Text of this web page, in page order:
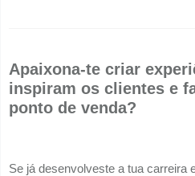
Apaixona-te criar
inspiram os clientes e
ponto de venda?
Se já desenvolveste a tua carreira